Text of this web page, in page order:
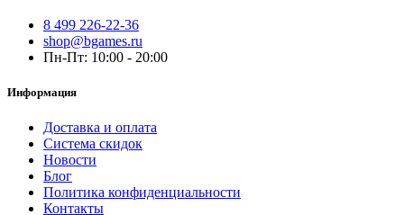
8 499 226-22-36
shop@bgames.ru
Пн-Пт: 10:00 - 20:00
Информация
Доставка и оплата
Система скидок
Новости
Блог
Политика конфиденциальности
Контакты